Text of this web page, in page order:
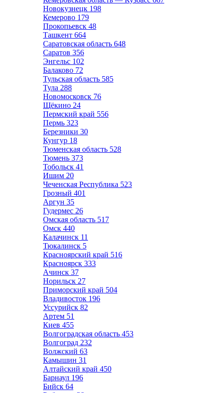
Новокузнецк 198
Кемерово 179
Прокопьевск 48
Ташкент 664
Саратовская область 648
Саратов 356
Энгельс 102
Балаково 72
Тульская область 585
Тула 288
Новомосковск 76
Щёкино 24
Пермский край 556
Пермь 323
Березники 30
Кунгур 18
Тюменская область 528
Тюмень 373
Тобольск 41
Ишим 20
Чеченская Республика 523
Грозный 401
Аргун 35
Гудермес 26
Омская область 517
Омск 440
Калачинск 11
Тюкалинск 5
Красноярский край 516
Красноярск 333
Ачинск 37
Норильск 27
Приморский край 504
Владивосток 196
Уссурийск 82
Артем 51
Киев 455
Волгоградская область 453
Волгоград 232
Волжский 63
Камышин 31
Алтайский край 450
Барнаул 196
Бийск 64